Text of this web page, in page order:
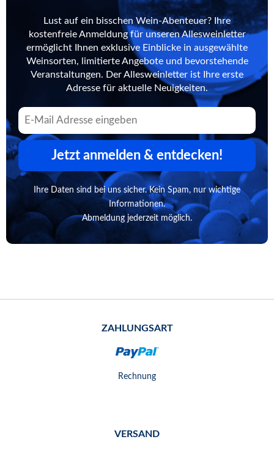
Lust auf ein bisschen Wein-Abenteuer? Ihre
kostenfreie Anmeldung für unseren Allesweinletter
ermöglicht Ihnen exklusive Einblicke in ausgewählte
Weinsorten, limitierte Angebote und bevorstehende
Veranstaltungen. Der Allesweinletter ist Ihre erste
Adresse für aktuelle Neuigkeiten.
Jetzt anmelden & entdecken!
Ihre Daten sind bei uns sicher. Kein Spam, nur wichtige
Informationen.
Abmeldung jederzeit möglich.
ZAHLUNGSART
Rechnung
VERSAND